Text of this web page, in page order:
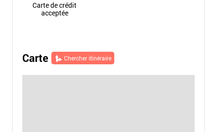
Carte de crédit
acceptée
Carte Chercher itinéraire